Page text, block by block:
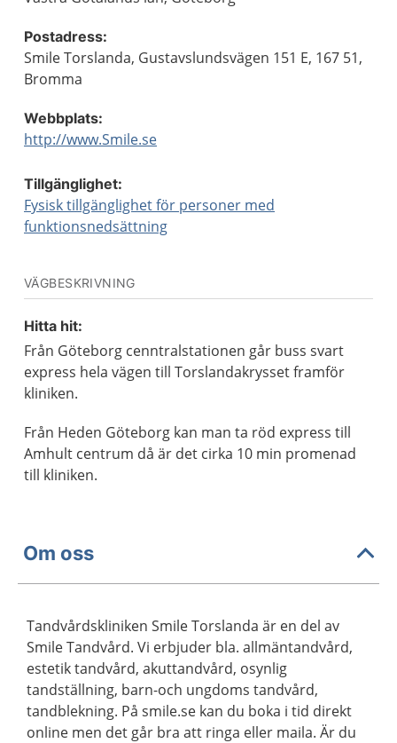
Postadress:
Smile Torslanda, Gustavslundsvägen 151 E, 167 51,
Bromma
Webbplats:
http://www.Smile.se
Tillgänglighet:
Fysisk tillgänglighet för personer med
funktionsnedsättning
VÄGBESKRIVNING
Hitta hit:
Från Göteborg cenntralstationen går buss svart
express hela vägen till Torslandakrysset framför
kliniken.
Från Heden Göteborg kan man ta röd express till
Amhult centrum då är det cirka 10 min promenad
till kliniken.
Om oss
Tandvårdskliniken Smile Torslanda är en del av
Smile Tandvård. Vi erbjuder bla. allmäntandvård,
estetik tandvård, akuttandvård, osynlig
tandställning, barn-och ungdoms tandvård,
tandblekning. På smile.se kan du boka i tid direkt
online men det går bra att ringa eller maila. Är du